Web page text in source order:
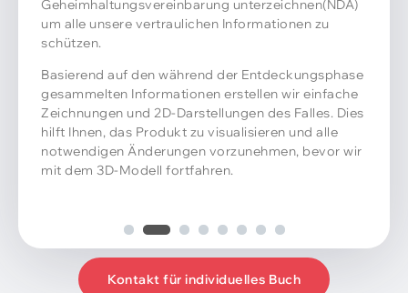
Wir bieten kostenlose Designdienstleistungen an
und sind bestrebt, den ersten Entwurf innerhalb
dieses Bereichs bereitzustellen 2 Tage.
Kontakt für individuelles Buch